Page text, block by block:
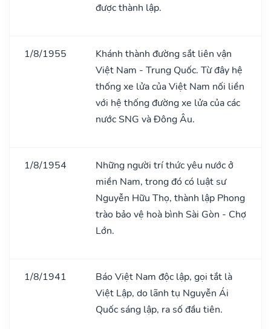
được thành lập.
1/8/1955
Khánh thành đường sắt liên vận
Việt Nam - Trung Quốc. Từ đây hệ
thống xe lửa của Việt Nam nối liền
với hệ thống đường xe lửa của các
nước SNG và Đông Âu.
1/8/1954
Những người trí thức yêu nước ở
miền Nam, trong đó có luật sư
Nguyễn Hữu Thọ, thành lập Phong
trào bảo vệ hoà bình Sài Gòn - Chợ
Lớn.
1/8/1941
Báo Việt Nam độc lập, gọi tắt là
Việt Lập, do lãnh tụ Nguyễn Ái
Quốc sáng lập, ra số đầu tiên.